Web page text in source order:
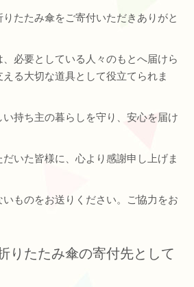
たたみ傘をご寄付いただきありがと
必要としている人々のもとへ届けら
る大切な道具として役立てられま
持ち主の暮らしを守り、安心を届け
いた皆様に、心より感謝申し上げま
ものをお送りください。ご協力をお
りたたみ傘の寄付先として